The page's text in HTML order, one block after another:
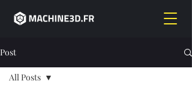
Post
All Posts